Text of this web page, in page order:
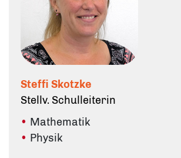
Steffi Skotzke
Stellv. Schulleiterin
Mathematik
Physik